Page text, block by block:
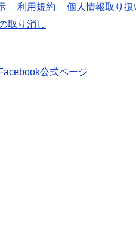
利用規約 個人情報取り扱
取り消し
公式ページ